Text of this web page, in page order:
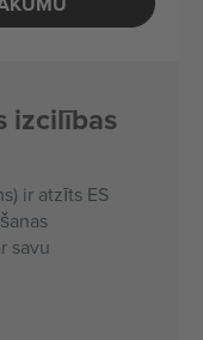
izcilības
ir atzīts ES
savu